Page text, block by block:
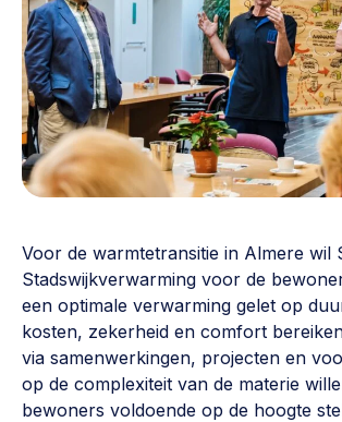
Vrijwilligers en medewerkers
Werving, contracten en vergoedingen,
>
Eigen gebouw
Huren of kopen, maatschappelijk
ontmoetingsplekken >
Bewonersbedrijf starten,
Buurtbewoners verbinden
Community building en ABCD,
Zorgzame gemeenschappen
Betrokken buurten, contact stimuleren,
Opinie
Bijeenkomsten
Team
Lid worden
030 231 7511
info@lsabewoners.nl
Voor de warmtetransitie in Almere wil
Stadswijkverwarming voor de
een optimale verwarming gelet op
kosten, zekerheid en comfort
via samenwerkingen, projecten en
op de complexiteit van de materie
bewoners voldoende op de hoogte